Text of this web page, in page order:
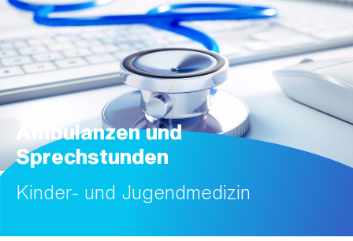
Ambulanzen und
Sprechstunden
Kinder- und Jugendmedizin